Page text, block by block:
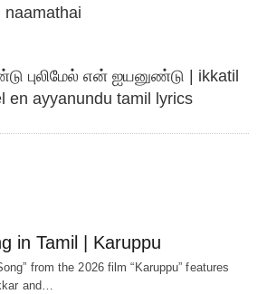
naamathai
புலிமேல் என் ஐயனுண்டு | ikkatil
en ayyanundu tamil lyrics
in Tamil | Karuppu
from the 2026 film “Karuppu” features
and…